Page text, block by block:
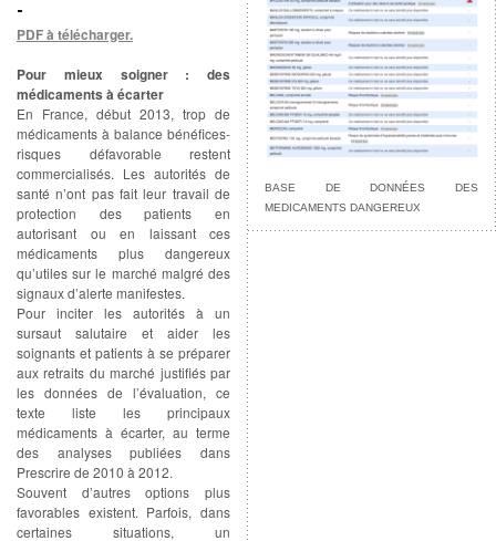
BASE DE DONNÉES DES
MEDICAMENTS DANGEREUX
PDF à télécharger.
Pour mieux soigner : des
médicaments à écarter
En France, début 2013, trop de
médicaments à balance bénéfices-
risques défavorable restent
commercialisés. Les autorités de
santé n’ont pas fait leur travail de
protection des patients en
autorisant ou en laissant ces
médicaments plus dangereux
qu’utiles sur le marché malgré des
signaux d’alerte manifestes.
Pour inciter les autorités à un
sursaut salutaire et aider les
soignants et patients à se préparer
aux retraits du marché justifiés par
les données de l’évaluation, ce
texte liste les principaux
médicaments à écarter, au terme
des analyses publiées dans
Prescrire de 2010 à 2012.
Souvent d’autres options plus
favorables existent. Parfois, dans
certaines situations, un